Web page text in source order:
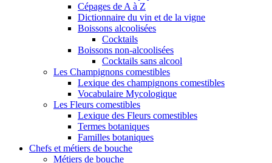
Cépages de A à Z
Dictionnaire du vin et de la vigne
Boissons alcoolisées
Cocktails
Boissons non-alcoolisées
Cocktails sans alcool
Les Champignons comestibles
Lexique des champignons comestibles
Vocabulaire Mycologique
Les Fleurs comestibles
Lexique des Fleurs comestibles
Termes botaniques
Familles botaniques
Chefs et métiers de bouche
Métiers de bouche